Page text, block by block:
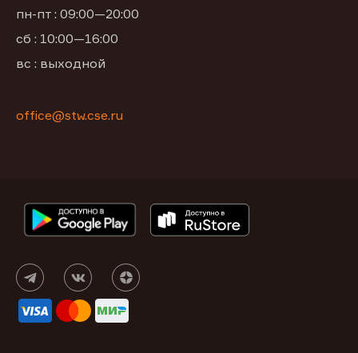
пн-пт : 09:00—20:00
сб : 10:00—16:00
вс : выходной
office@stw.cse.ru